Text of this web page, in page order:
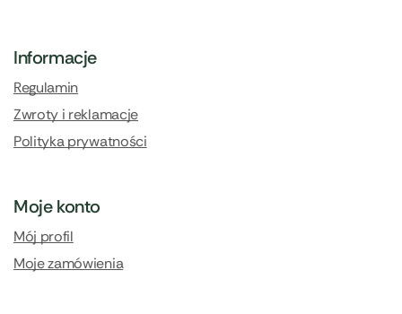
Informacje
Regulamin
Zwroty i reklamacje
Polityka prywatności
Moje konto
Mój profil
Moje zamówienia